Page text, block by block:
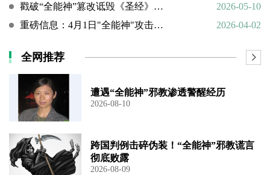
戳破“全能神”篡改诋毁《圣经》的荒谬本质
2026-05-10
重磅信息：4月1日"全能神"攻击天主教
2026-04-02
全网推荐
遭遇“全能神”邪教渗透警醒经历
2026-08-10
跨国判例击碎伪装！“全能神”邪教谎言
彻底败露
2026-08-09